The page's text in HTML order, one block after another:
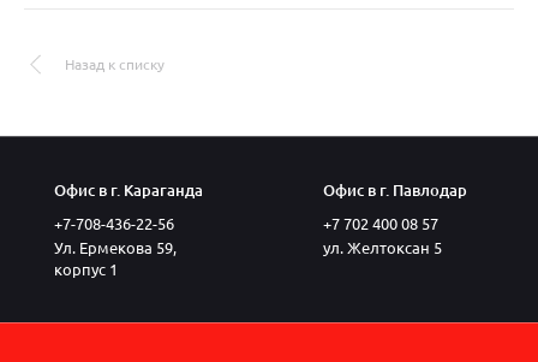
Назад к списку
Офис в г. Караганда
+7-708-436-22-56
Ул. Ермекова 59,
корпус 1
Офис в г. Павлодар
+7 702 400 08 57
ул. Желтоксан 5